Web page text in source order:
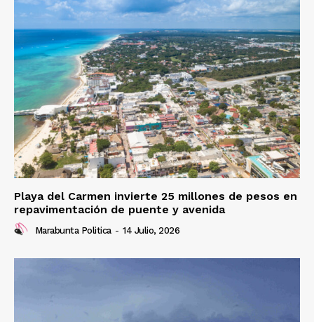
Playa del Carmen invierte 25 millones de pesos en
repavimentación de puente y avenida
Marabunta Politica - 14 Julio, 2026